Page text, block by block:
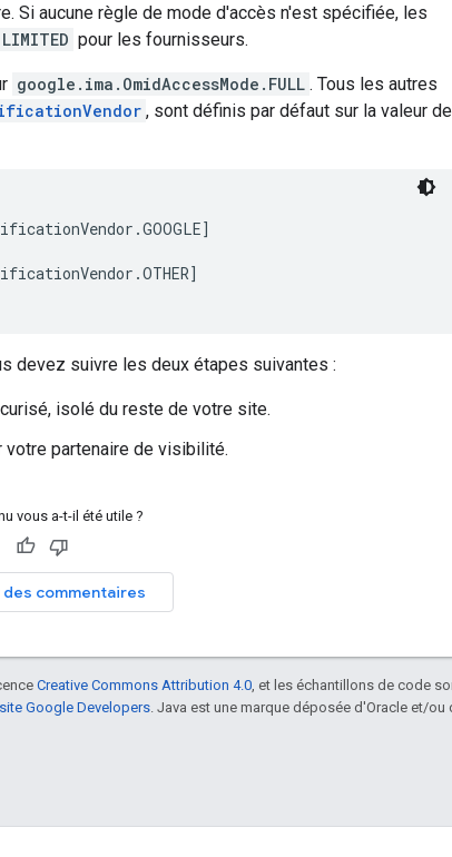
Si aucune règle de mode d'accès n'est spécifiée, les
LIMITED pour les fournisseurs.
google.ima.OmidAccessMode.FULL . Tous les autres
, sont définis par défaut sur la valeur de
.GOOGLE]
.OTHER]
devez suivre les deux étapes suivantes :
isolé du reste de votre site.
votre partenaire de visibilité.
vous a-t-il été utile ?
des commentaires
Creative Commons Attribution 4.0 , et les échantillons de code
Google Developers . Java est une marque déposée d'Oracle et/ou